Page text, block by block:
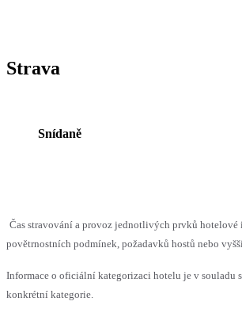
Strava
Snídaně
Čas stravování a provoz jednotlivých prvků hotelové
povětrnostních podmínek, požadavků hostů nebo
Informace o oficiální kategorizaci hotelu je v souladu
konkrétní kategorie.